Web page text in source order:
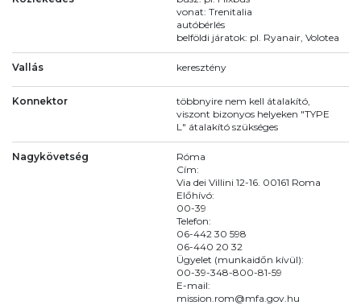
vonat: Trenitalia
autóbérlés
belföldi járatok: pl. Ryanair, Volotea
Vallás keresztény
Konnektor
többnyire nem kell átalakító,
viszont bizonyos helyeken "TYPE
L" átalakító szükséges
Nagykövetség
Róma
Cím:
Via dei Villini 12-16. 00161 Roma
Előhívó:
00-39
Telefon:
06-442 30 598
06-440 20 32
Ügyelet (munkaidőn kívül):
00-39-348-800-81-59
E-mail:
mission.rom@mfa.gov.hu